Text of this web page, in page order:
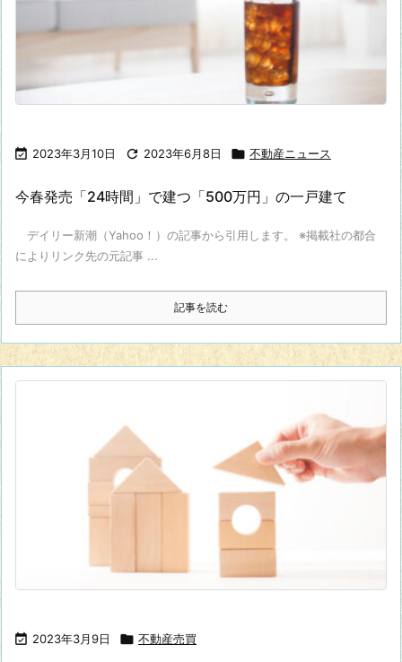
 2023年3月10日  2023年6月8日  不動産ニュース
今春発売「24時間」で建つ「500万円」の一戸建て
デイリー新潮（Yahoo！）の記事から引用します。 ※掲載社の都合
によりリンク先の元記事 ...
記事を読む
 2023年3月9日  不動産売買